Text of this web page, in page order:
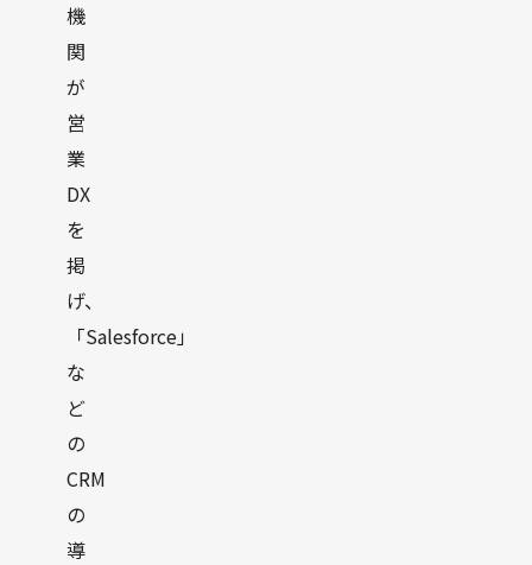
機
関
が
営
業
DX
を
掲
げ、
「Salesforce」
な
ど
の
CRM
の
導